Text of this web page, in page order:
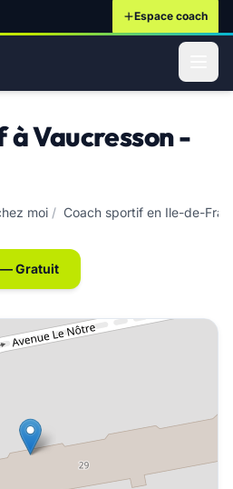
Espace coach
Vaucresson -
moi / Coach sportif en Ile-de-
— Gratuit